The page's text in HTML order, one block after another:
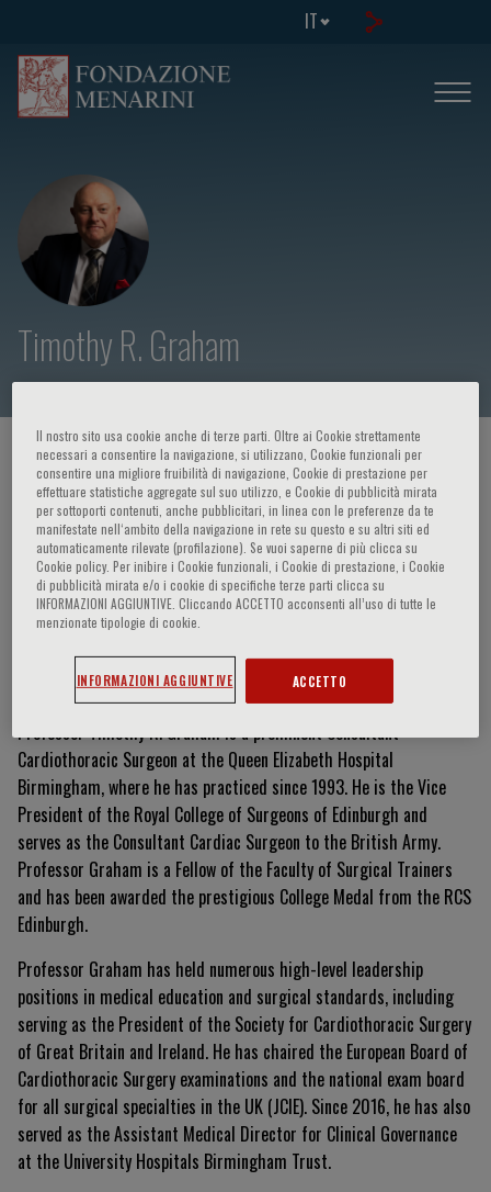
IT
Timothy R. Graham
HOME PAGE / CORSI ED EVENTI / RELATORE
Timothy R. Graham
Curriculum Vitae
Professor Timothy R. Graham is a prominent Consultant
Cardiothoracic Surgeon at the Queen Elizabeth Hospital
Birmingham, where he has practiced since 1993. He is the Vice
President of the Royal College of Surgeons of Edinburgh and
serves as the Consultant Cardiac Surgeon to the British Army.
Professor Graham is a Fellow of the Faculty of Surgical Trainers
and has been awarded the prestigious College Medal from the RCS
Edinburgh.
Professor Graham has held numerous high-level leadership
positions in medical education and surgical standards, including
serving as the President of the Society for Cardiothoracic Surgery
of Great Britain and Ireland. He has chaired the European Board of
Cardiothoracic Surgery examinations and the national exam board
for all surgical specialties in the UK (JCIE). Since 2016, he has also
served as the Assistant Medical Director for Clinical Governance
at the University Hospitals Birmingham Trust.
Il nostro sito usa cookie anche di terze parti. Oltre ai Cookie strettamente
necessari a consentire la navigazione, si utilizzano, Cookie funzionali per
consentire una migliore fruibilità di navigazione, Cookie di prestazione per
effettuare statistiche aggregate sul suo utilizzo, e Cookie di pubblicità mirata
per sottoporti contenuti, anche pubblicitari, in linea con le preferenze da te
manifestate nell‘ambito della navigazione in rete su questo e su altri siti ed
automaticamente rilevate (profilazione). Se vuoi saperne di più clicca su
Cookie policy. Per inibire i Cookie funzionali, i Cookie di prestazione, i Cookie
di pubblicità mirata e/o i cookie di specifiche terze parti clicca su
INFORMAZIONI AGGIUNTIVE. Cliccando ACCETTO acconsenti all’uso di tutte le
menzionate tipologie di cookie.
INFORMAZIONI AGGIUNTIVE ACCETTO